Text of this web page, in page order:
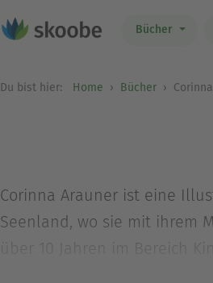
Bücher
Du bist hier: Home Bücher
Corinna Arauner ist eine
Seenland, wo sie mit ihrem
über 10 Jahren im Bereich